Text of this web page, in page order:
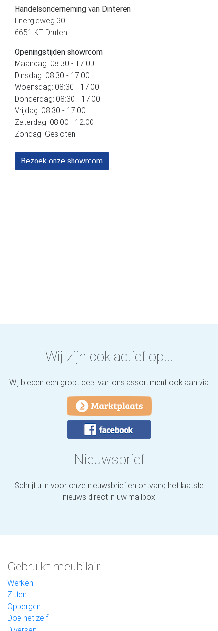
Handelsonderneming van Dinteren
Energieweg 30
6651 KT Druten
Openingstijden showroom
Maandag: 08:30 - 17:00
Dinsdag: 08:30 - 17:00
Woensdag: 08:30 - 17:00
Donderdag: 08:30 - 17:00
Vrijdag: 08:30 - 17:00
Zaterdag: 08:00 - 12:00
Zondag: Gesloten
Bezoek onze showroom
Wij zijn ook actief op...
Wij bieden een groot deel van ons assortiment ook aan via
Nieuwsbrief
Schrijf u in voor onze nieuwsbrief en ontvang het laatste
nieuws direct in uw mailbox
Gebruikt meubilair
Werken
Zitten
Opbergen
Doe het zelf